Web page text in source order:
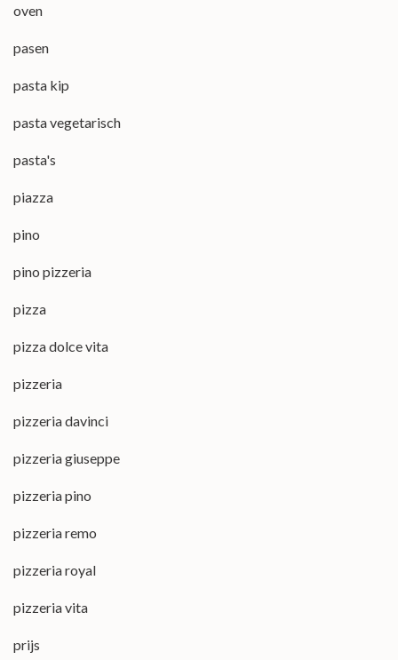
oven
pasen
pasta kip
pasta vegetarisch
pasta's
piazza
pino
pino pizzeria
pizza
pizza dolce vita
pizzeria
pizzeria davinci
pizzeria giuseppe
pizzeria pino
pizzeria remo
pizzeria royal
pizzeria vita
prijs